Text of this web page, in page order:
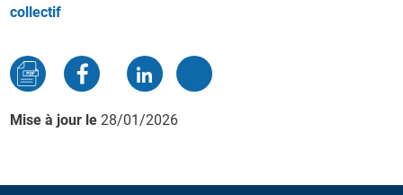
collectif
Mise à jour le 28/01/2026